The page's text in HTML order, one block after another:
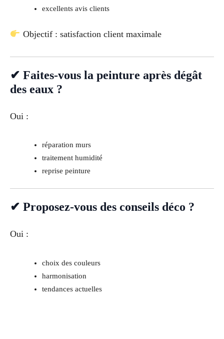
excellents avis clients
Objectif : satisfaction client maximale
✔ Faites-vous la peinture après dégât
des eaux ?
Oui :
réparation murs
traitement humidité
reprise peinture
✔ Proposez-vous des conseils déco ?
Oui :
choix des couleurs
harmonisation
tendances actuelles